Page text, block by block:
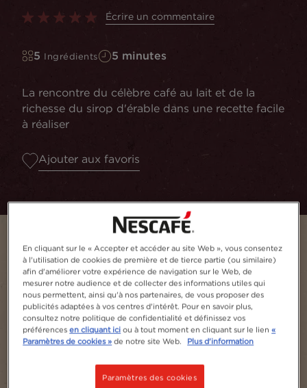
Écrire un commentaire
5 Ingrédients 5 minutes
La rencontre du célèbre café au lait et de la
richesse du sirop d'érable dans une recette facile
à réaliser
Ajouter aux favoris
Serves1
En cliquant sur le « Accepter et accéder au site Web », vous consentez
à l'utilisation de cookies de première et de tierce partie (ou similaire)
afin d'améliorer votre expérience de navigation sur le Web, de
mesurer notre audience et de collecter des informations utiles qui
nous permettent, ainsi qu'à nos partenaires, de vous proposer des
publicités adaptées à vos centres d'intérêt. Pour en savoir plus,
consultez notre politique de confidentialité et définissez vos
préférencesen cliquant ici ou à tout moment en cliquant sur le lien«
Paramètres de cookies » de notre site Web. Plus d'information
Paramètres des cookies